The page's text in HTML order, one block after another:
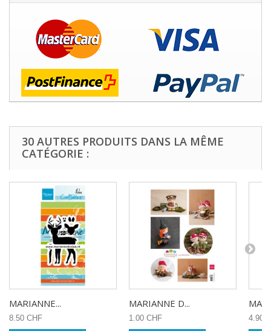
30 AUTRES PRODUITS DANS LA MÊME
CATÉGORIE :
MARIANNE...
8.50 CHF
MARIANNE D...
1.00 CHF 4.90